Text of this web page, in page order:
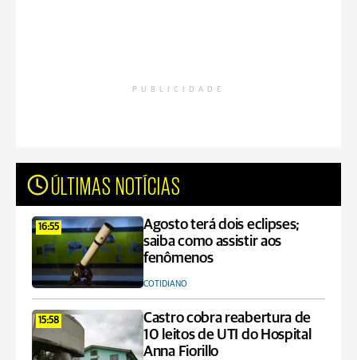
PUBLICIDADE
ÚLTIMAS NOTÍCIAS
16:55
Agosto terá dois eclipses;
saiba como assistir aos
fenômenos
COTIDIANO
15:58
Castro cobra reabertura de
10 leitos de UTI do Hospital
Anna Fiorillo